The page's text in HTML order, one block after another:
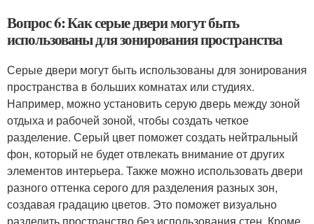
Вопрос 6: Как серые двери могут быть
использованы для зонирования пространства
Серые двери могут быть использованы для зонирования
пространства в больших комнатах или студиях.
Например, можно установить серую дверь между зоной
отдыха и рабочей зоной, чтобы создать четкое
разделение. Серый цвет поможет создать нейтральный
фон, который не будет отвлекать внимание от других
элементов интерьера. Также можно использовать двери
разного оттенка серого для разделения разных зон,
создавая градацию цветов. Это поможет визуально